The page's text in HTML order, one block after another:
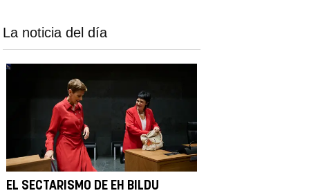
La noticia del día
EL SECTARISMO DE EH BILDU